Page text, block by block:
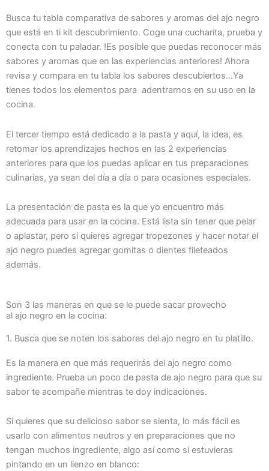
Busca tu tabla comparativa de sabores y aromas del ajo negro
que está en ti kit descubrimiento. Coge una cucharita, prueba y
conecta con tu paladar. !Es posible que puedas reconocer más
sabores y aromas que en las experiencias anteriores! Ahora
revisa y compara en tu tabla los sabores descubiertos…Ya
tienes todos los elementos para adentrarnos en su uso en la
cocina.
El tercer tiempo está dedicado a la pasta y aquí, la idea, es
retomar los aprendizajes hechos en las 2 experiencias
anteriores para que los puedas aplicar en tus preparaciones
culinarias, ya sean del día a día o para ocasiones especiales.
La presentación de pasta es la que yo encuentro más
adecuada para usar en la cocina. Está lista sin tener que pelar
o aplastar, pero si quieres agregar tropezones y hacer notar el
ajo negro puedes agregar gomitas o dientes fileteados
además.
Son 3 las maneras en que se le puede sacar provecho
al ajo negro en la cocina:
1. Busca que se noten los sabores del ajo negro en tu platillo.
Es la manera en que más requerirás del ajo negro como
ingrediente. Prueba un poco de pasta de ajo negro para que su
sabor te acompañe mientras te doy indicaciones.
Si quieres que su delicioso sabor se sienta, lo más fácil es
usarlo con alimentos neutros y en preparaciones que no
tengan muchos ingrediente, algo así como si estuvieras
pintando en un lienzo en blanco: